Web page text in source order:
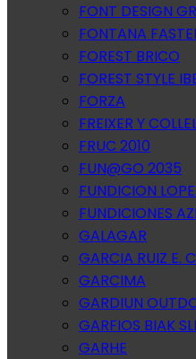
FONT DESIGN
FONTANA
FOREST BRICO
FOREST STYLE
FORZA
FREIXER Y
FRUC 2010
FUN@GO 2035
FUNDICION
FUNDICIONES
GALAGAR
GARCIA RUIZ E.
GARCIMA
GARDIUN
GARFIOS BIAK
GARHE